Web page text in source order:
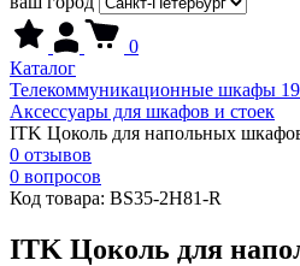
0
Каталог
Телекоммуникационные шкафы
Аксессуары для шкафов и стоек
ITK Цоколь для напольных
0 отзывов
0 вопросов
Код товара: BS35-2H81-R
ITK Цоколь для